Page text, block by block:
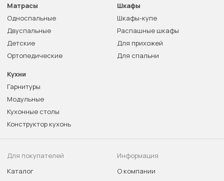
Матрасы
Односпальные
Двуспальные
Детские
Ортопедические
Шкафы
Шкафы-купе
Распашные шкафы
Для прихожей
Для спальни
Кухни
Гарнитуры
Модульные
Кухонные столы
Конструктор кухонь
Для покупателей
Каталог
Информация
О компании